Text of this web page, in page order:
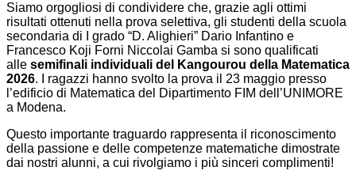
Siamo orgogliosi di condividere che, grazie agli ottimi
risultati ottenuti nella prova selettiva, gli studenti della scuola
secondaria di I grado “D. Alighieri” Dario Infantino e
Francesco Koji Forni Niccolai Gamba si sono qualificati
alle semifinali individuali del Kangourou della Matematica
2026. I ragazzi hanno svolto la prova il 23 maggio presso
l’edificio di Matematica del Dipartimento FIM dell’UNIMORE
a Modena.
Questo importante traguardo rappresenta il riconoscimento
della passione e delle competenze matematiche dimostrate
dai nostri alunni, a cui rivolgiamo i più sinceri complimenti!